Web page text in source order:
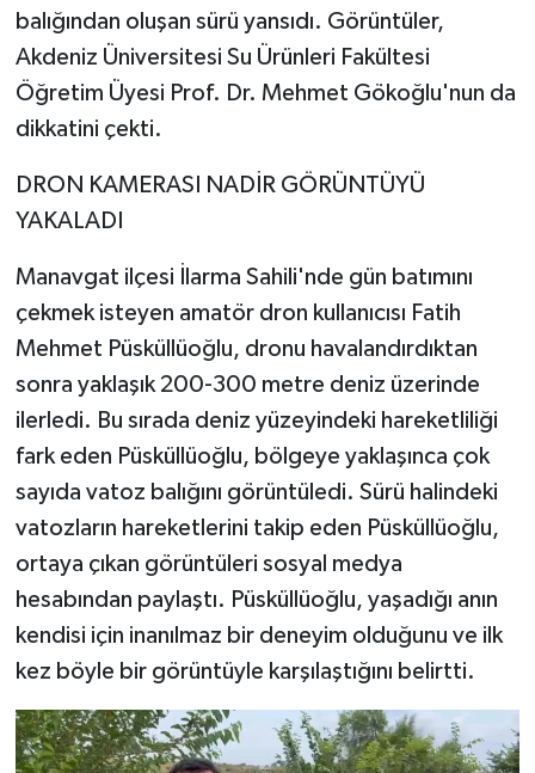
balığından oluşan sürü yansıdı. Görüntüler,
Akdeniz Üniversitesi Su Ürünleri Fakültesi
Öğretim Üyesi Prof. Dr. Mehmet Gökoğlu'nun da
dikkatini çekti.
DRON KAMERASI NADİR GÖRÜNTÜYÜ
YAKALADI
Manavgat ilçesi İlarma Sahili'nde gün batımını
çekmek isteyen amatör dron kullanıcısı Fatih
Mehmet Püsküllüoğlu, dronu havalandırdıktan
sonra yaklaşık 200-300 metre deniz üzerinde
ilerledi. Bu sırada deniz yüzeyindeki hareketliliği
fark eden Püsküllüoğlu, bölgeye yaklaşınca çok
sayıda vatoz balığını görüntüledi. Sürü halindeki
vatozların hareketlerini takip eden Püsküllüoğlu,
ortaya çıkan görüntüleri sosyal medya
hesabından paylaştı. Püsküllüoğlu, yaşadığı anın
kendisi için inanılmaz bir deneyim olduğunu ve ilk
kez böyle bir görüntüyle karşılaştığını belirtti.